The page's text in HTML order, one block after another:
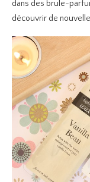
dans des brule-
découvrir de